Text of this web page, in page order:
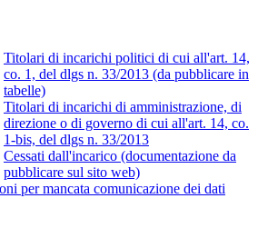
Titolari di incarichi politici di cui all'art. 14,
co. 1, del dlgs n. 33/2013 (da pubblicare in
tabelle)
Titolari di incarichi di amministrazione, di
direzione o di governo di cui all'art. 14, co.
1-bis, del dlgs n. 33/2013
Cessati dall'incarico (documentazione da
pubblicare sul sito web)
per mancata comunicazione dei dati